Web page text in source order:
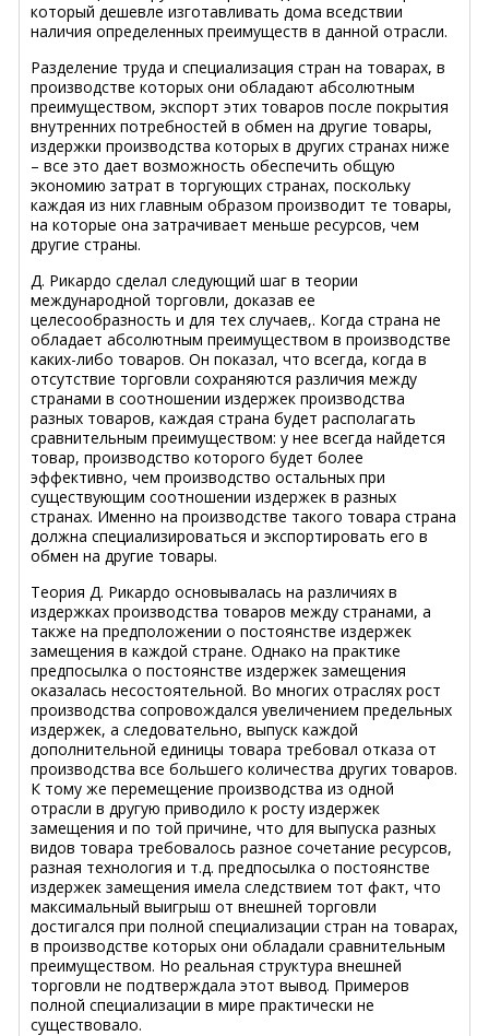
который дешевле изготавливать дома вседствии
наличия определенных преимуществ в данной отрасли.
Разделение труда и специализация стран на товарах, в
производстве которых они обладают абсолютным
преимуществом, экспорт этих товаров после покрытия
внутренних потребностей в обмен на другие товары,
издержки производства которых в других странах ниже
– все это дает возможность обеспечить общую
экономию затрат в торгующих странах, поскольку
каждая из них главным образом производит те товары,
на которые она затрачивает меньше ресурсов, чем
другие страны.
Д. Рикардо сделал следующий шаг в теории
международной торговли, доказав ее
целесообразность и для тех случаев,. Когда страна не
обладает абсолютным преимуществом в производстве
каких-либо товаров. Он показал, что всегда, когда в
отсутствие торговли сохраняются различия между
странами в соотношении издержек производства
разных товаров, каждая страна будет располагать
сравнительным преимуществом: у нее всегда найдется
товар, производство которого будет более
эффективно, чем производство остальных при
существующим соотношении издержек в разных
странах. Именно на производстве такого товара страна
должна специализироваться и экспортировать его в
обмен на другие товары.
Теория Д. Рикардо основывалась на различиях в
издержках производства товаров между странами, а
также на предположении о постоянстве издержек
замещения в каждой стране. Однако на практике
предпосылка о постоянстве издержек замещения
оказалась несостоятельной. Во многих отраслях рост
производства сопровождался увеличением предельных
издержек, а следовательно, выпуск каждой
дополнительной единицы товара требовал отказа от
производства все большего количества других товаров.
К тому же перемещение производства из одной
отрасли в другую приводило к росту издержек
замещения и по той причине, что для выпуска разных
видов товара требовалось разное сочетание ресурсов,
разная технология и т.д. предпосылка о постоянстве
издержек замещения имела следствием тот факт, что
максимальный выигрыш от внешней торговли
достигался при полной специализации стран на товарах,
в производстве которых они обладали сравнительным
преимуществом. Но реальная структура внешней
торговли не подтверждала этот вывод. Примеров
полной специализации в мире практически не
существовало.